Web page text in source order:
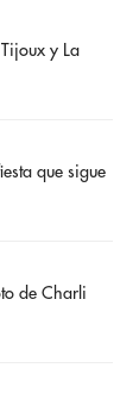
y La
que sigue
de Charli